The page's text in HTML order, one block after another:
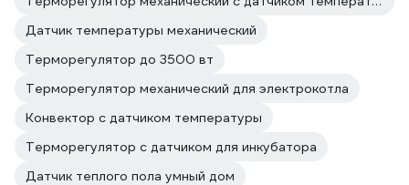
Датчик температуры механический
Терморегулятор до 3500 вт
Терморегулятор механический для электрокотла
Конвектор с датчиком температуры
Терморегулятор с датчиком для инкубатора
Датчик теплого пола умный дом